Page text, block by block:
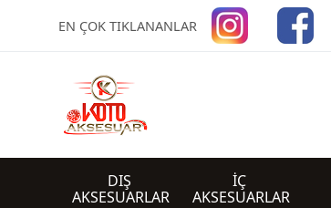
EN ÇOK TIKLANANLAR
DIŞ
AKSESUARLAR
İÇ
AKSESUARLAR